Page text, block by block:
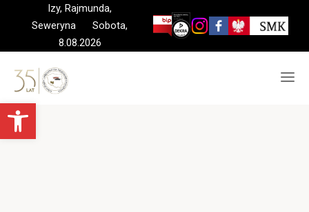
Otwórz pasek narzędzi
Izy, Rajmunda,
Seweryna Sobota,
8.08.2026